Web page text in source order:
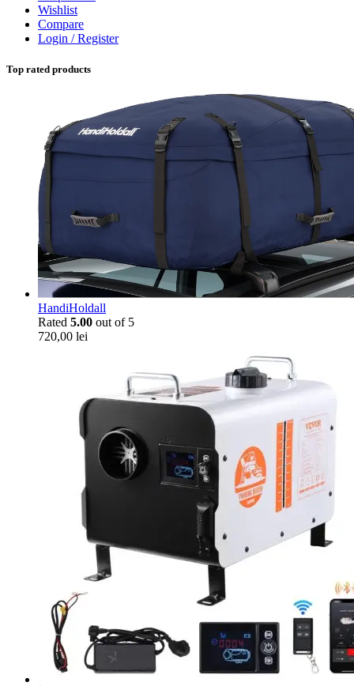
Wishlist
Compare
Login / Register
Top rated products
HandiHoldall
Rated 5.00 out of 5
720,00 lei